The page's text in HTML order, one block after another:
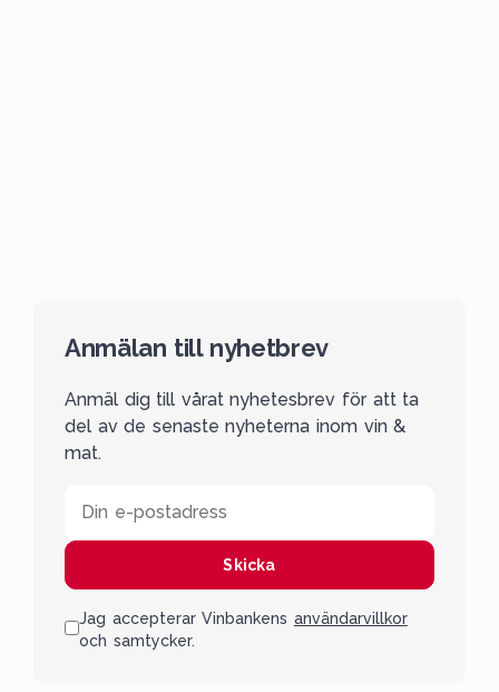
Anmälan till nyhetbrev
Anmäl dig till vårat nyhetesbrev för att ta
del av de senaste nyheterna inom vin &
mat.
Din e-postadress
Skicka
Jag accepterar Vinbankens användarvillkor
och samtycker.